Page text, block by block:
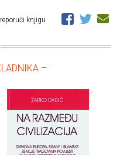
knjigu
–